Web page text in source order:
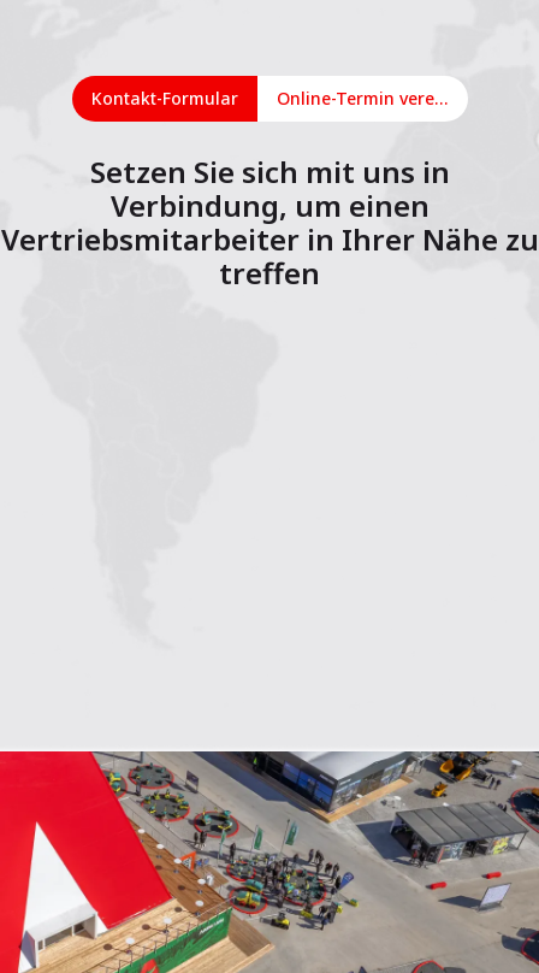
Kontakt-Formular Online-Termin vereinbaren
Setzen Sie sich mit uns in
Verbindung, um einen
Vertriebsmitarbeiter in Ihrer Nähe zu
treffen